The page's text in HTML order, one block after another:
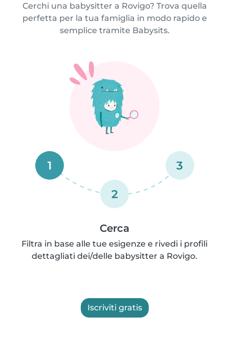
Cerchi una babysitter a Rovigo? Trova quella
perfetta per la tua famiglia in modo rapido e
semplice tramite Babysits.
1
2
3
Cerca
Filtra in base alle tue esigenze e rivedi i profili
dettagliati dei/delle babysitter a Rovigo.
Iscriviti gratis